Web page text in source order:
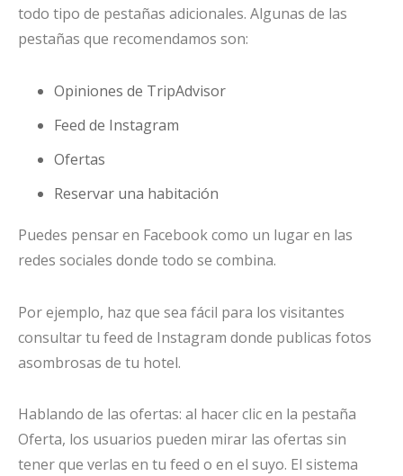
todo tipo de pestañas adicionales. Algunas de las
pestañas que recomendamos son:
Opiniones de TripAdvisor
Feed de Instagram
Ofertas
Reservar una habitación
Puedes pensar en Facebook como un lugar en las
redes sociales donde todo se combina.
Por ejemplo, haz que sea fácil para los visitantes
consultar tu feed de Instagram donde publicas fotos
asombrosas de tu hotel.
Hablando de las ofertas: al hacer clic en la pestaña
Oferta, los usuarios pueden mirar las ofertas sin
tener que verlas en tu feed o en el suyo. El sistema